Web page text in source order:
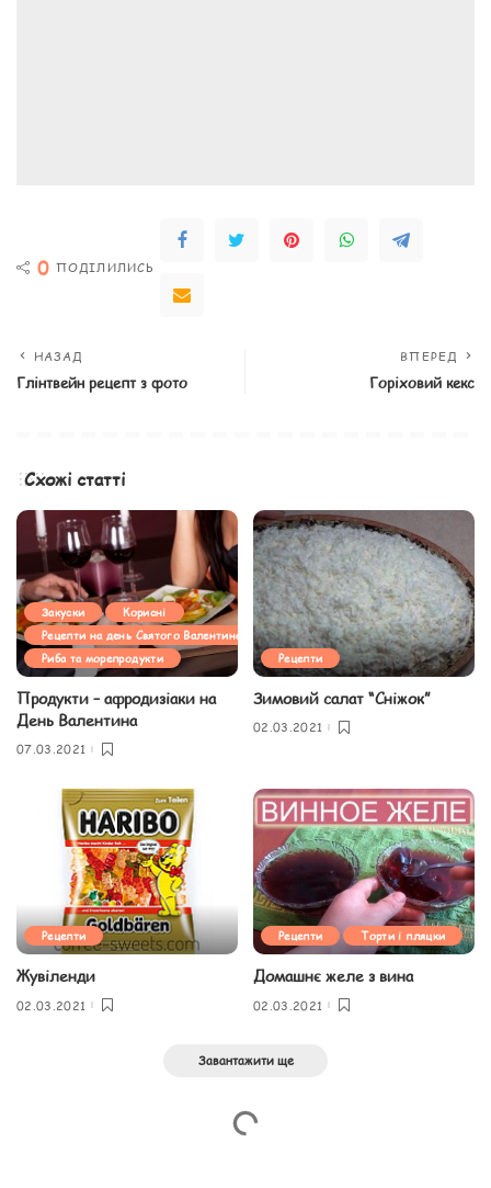
0 ПОДІЛИЛИСЬ
НАЗАД
Глінтвейн рецепт з фото
ВПЕРЕД
Горіховий кекс
Схожі статті
Закуски
Корисні
Рецепти на день Святого Валентина
Риба та морепродукти
Продукти – афродизіаки на
День Валентина
07.03.2021
Рецепти
Зимовий салат “Сніжок”
02.03.2021
Рецепти
Жувіленди
02.03.2021
Рецепти Торти і пляцки
Домашнє желе з вина
02.03.2021
Завантажити ще